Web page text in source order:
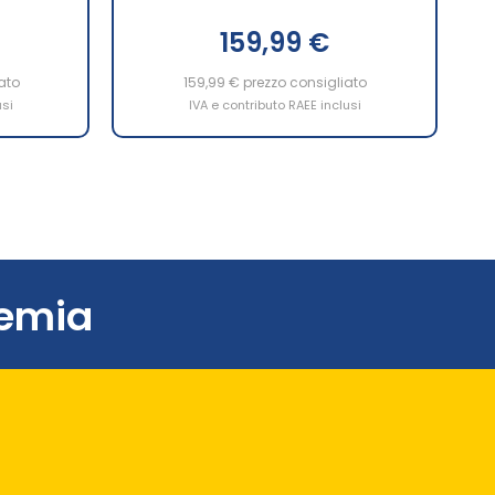
159,99 €
159,99 € prezzo consigliato
IVA e contributo RAEE inclusi